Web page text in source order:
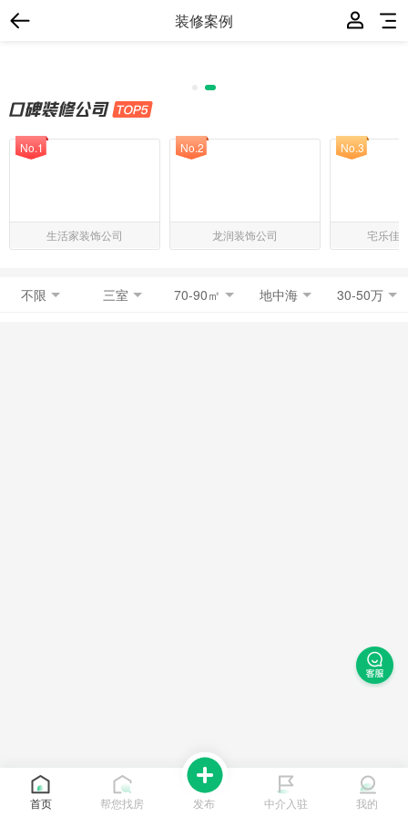
装修案例
生活家装饰公司
No.1
龙润装饰公司
No.2
宅乐佳
No.3
不限 三室 70-90㎡ 地中海 30-50万
首页 帮您找房 发布 中介入驻 我的